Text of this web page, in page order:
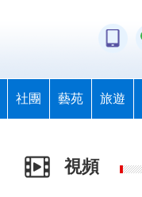
社團 藝苑 旅遊
視頻